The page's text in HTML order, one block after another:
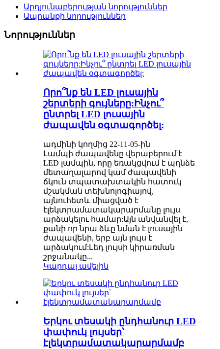
Արդյունաբերության նորություններ
Ապրանքի նորություններ
Նորություններ
Որո՞նք են LED լուսային
շերտերի գույները:Ինչու՞
ընտրել LED լուսային
ժապավեն օգտագործել:
ադմինի կողմից 22-11-05-ին
Լամպի ժապավենը վերաբերում է
LED լամպին, որը եռակցվում է պղնձե
մետաղալարով կամ ժապավենի
ճկուն տպատախտակին հատուկ
մշակման տեխնոլոգիայով,
այնուհետև միացված է
էլեկտրամատակարարմանը լույս
արձակելու համար:Այն անվանվել է,
քանի որ նրա ձևը նման է լուսային
ժապավենի, երբ այն լույս է
արձակում:Լեդ լույսի կիրառման
շրջանակը...
Կարդալ ավելին
Երկու տեսակի ընդհանուր LED
փափուկ լույսեր՝
էլեկտրամատակարարմամբ